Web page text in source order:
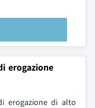
erogazione
erogazione di alto